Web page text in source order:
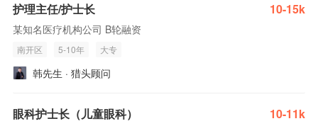
护理主任/护士长 10-15k
某知名医疗机构公司 B轮融资
南开区 5-10年 大专
韩先生 · 猎头顾问
眼科护士长（儿童眼科） 10-11k